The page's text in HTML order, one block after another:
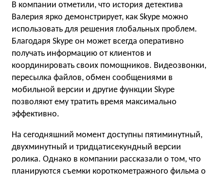
В компании отметили, что история детектива
Валерия ярко демонстрирует, как Skype можно
использовать для решения глобальных проблем.
Благодаря Skype он может всегда оперативно
получать информацию от клиентов и
координировать своих помощников. Видеозвонки,
пересылка файлов, обмен сообщениями в
мобильной версии и другие функции Skype
позволяют ему тратить время максимально
эффективно.
На сегодняшний момент доступны пятиминутный,
двухминутный и тридцатисекундный версии
ролика. Однако в компании рассказали о том, что
планируются съемки короткометражного фильма о